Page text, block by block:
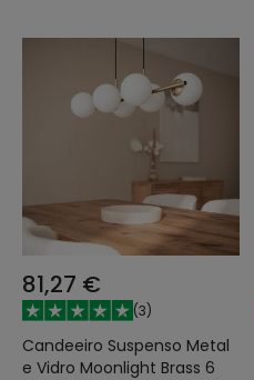
81,27 €
(3)
Candeeiro Suspenso Metal
e Vidro Moonlight Brass 6